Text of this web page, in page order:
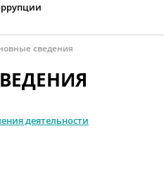
сведения
деятельности